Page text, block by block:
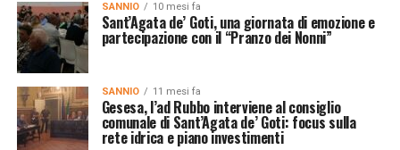
SANNIO 10 mesi fa
Sant’Agata de’ Goti, una giornata di emozione e
partecipazione con il “Pranzo dei Nonni”
SANNIO 11 mesi fa
Gesesa, l’ad Rubbo interviene al consiglio
comunale di Sant’Agata de’ Goti: focus sulla
rete idrica e piano investimenti